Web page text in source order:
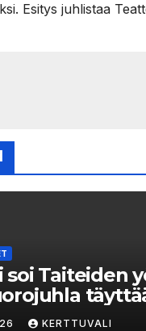
Esitys juhlistaa
soi Taiteiden
musiikilla
KERTTUVALI